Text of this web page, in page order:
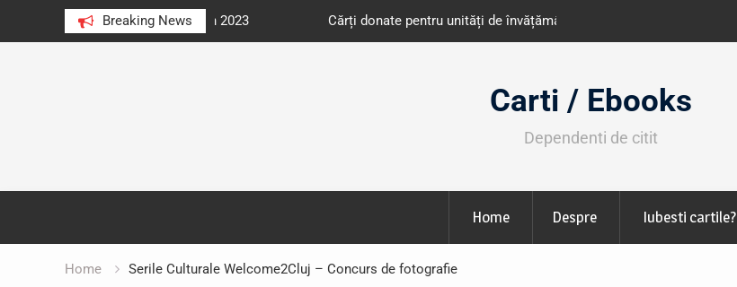
Breaking News
au citit românii în 2023 Cărți donate pentru unități de învățământ din România
octombrie
Carti / Ebooks
Dependenti de citit
Home Despre Iubesti cartile?
Home Serile Culturale Welcome2Cluj – Concurs de fotografie